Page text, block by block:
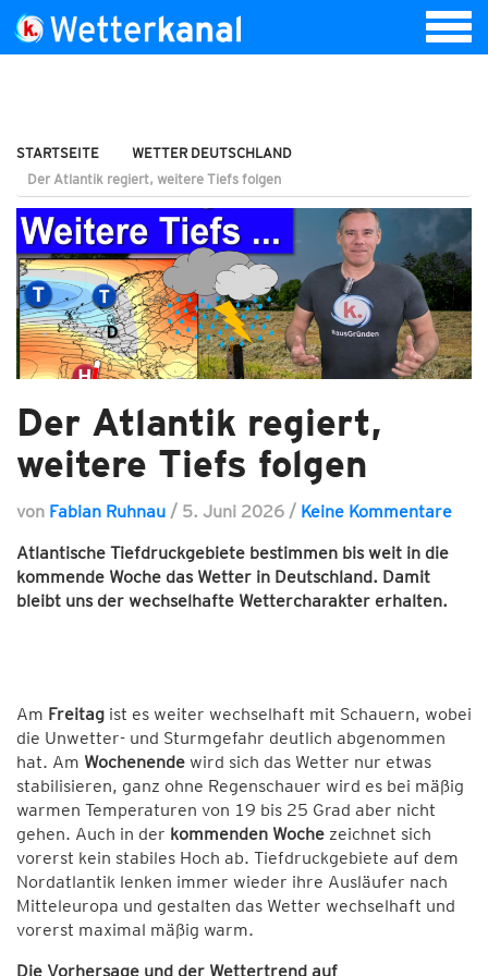
STARTSEITE
WETTER DEUTSCHLAND
Der Atlantik regiert, weitere Tiefs folgen
Der Atlantik regiert,
weitere Tiefs folgen
von Fabian Ruhnau / 5. Juni 2026 / Keine Kommentare
Atlantische Tiefdruckgebiete bestimmen bis weit in die
kommende Woche das Wetter in Deutschland. Damit
bleibt uns der wechselhafte Wettercharakter erhalten.
Am Freitag ist es weiter wechselhaft mit Schauern, wobei
die Unwetter- und Sturmgefahr deutlich abgenommen
hat. Am Wochenende wird sich das Wetter nur etwas
stabilisieren, ganz ohne Regenschauer wird es bei mäßig
warmen Temperaturen von 19 bis 25 Grad aber nicht
gehen. Auch in der kommenden Woche zeichnet sich
vorerst kein stabiles Hoch ab. Tiefdruckgebiete auf dem
Nordatlantik lenken immer wieder ihre Ausläufer nach
Mitteleuropa und gestalten das Wetter wechselhaft und
vorerst maximal mäßig warm.
Die Vorhersage und der Wettertrend auf